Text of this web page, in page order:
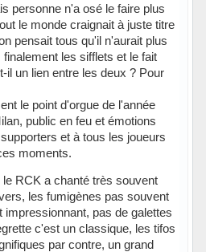
personne n'a osé le faire plus
le monde craignait à juste titre
pensait tous qu'il n'aurait plus
les sifflets et le fait
il un lien entre les deux ? Pour
le point d'orgue de l'année
public en feu et émotions
et à tous les joueurs
moments.
RCK a chanté très souvent
les fumigènes pas souvent
pas de galettes
c'est un classique, les tifos
par contre, un grand